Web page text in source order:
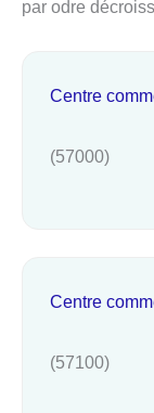
par odre
Centre
(57000)
Centre
(57100)